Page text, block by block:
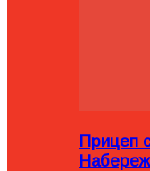
Прицеп